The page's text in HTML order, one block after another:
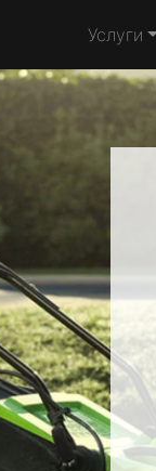
Услуги